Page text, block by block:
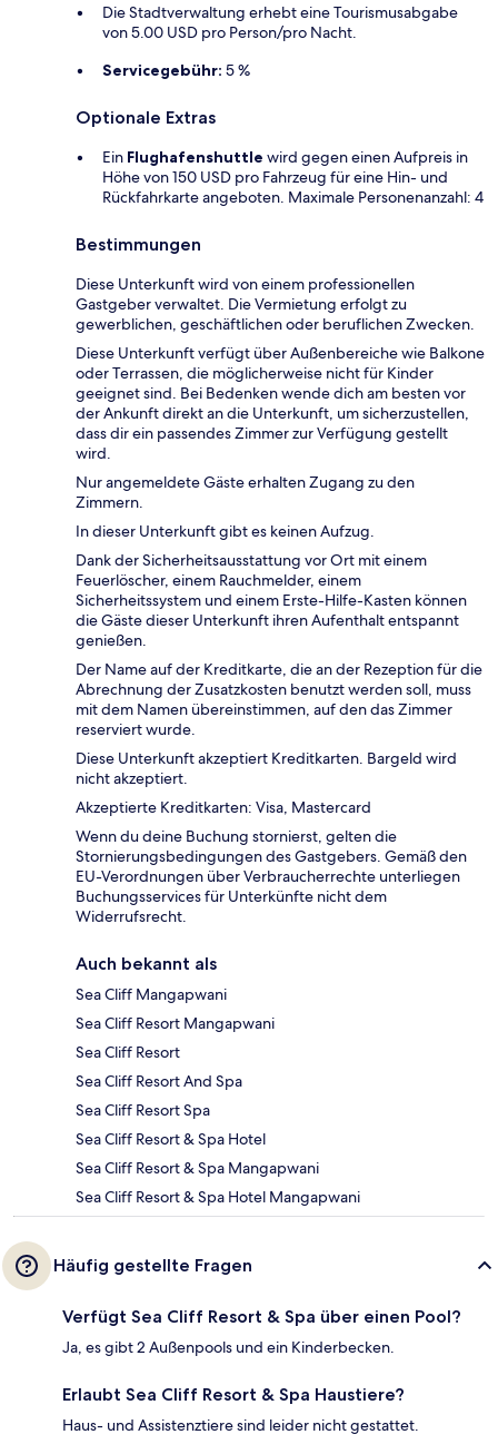
Die Stadtverwaltung erhebt eine Tourismusabgabe
von 5.00 USD pro Person/pro Nacht.
Servicegebühr: 5 %
Optionale Extras
Ein Flughafenshuttle wird gegen einen Aufpreis in
Höhe von 150 USD pro Fahrzeug für eine Hin- und
Rückfahrkarte angeboten. Maximale Personenanzahl: 4
Bestimmungen
Diese Unterkunft wird von einem professionellen
Gastgeber verwaltet. Die Vermietung erfolgt zu
gewerblichen, geschäftlichen oder beruflichen Zwecken.
Diese Unterkunft verfügt über Außenbereiche wie Balkone
oder Terrassen, die möglicherweise nicht für Kinder
geeignet sind. Bei Bedenken wende dich am besten vor
der Ankunft direkt an die Unterkunft, um sicherzustellen,
dass dir ein passendes Zimmer zur Verfügung gestellt
wird.
Nur angemeldete Gäste erhalten Zugang zu den
Zimmern.
In dieser Unterkunft gibt es keinen Aufzug.
Dank der Sicherheitsausstattung vor Ort mit einem
Feuerlöscher, einem Rauchmelder, einem
Sicherheitssystem und einem Erste-Hilfe-Kasten können
die Gäste dieser Unterkunft ihren Aufenthalt entspannt
genießen.
Der Name auf der Kreditkarte, die an der Rezeption für die
Abrechnung der Zusatzkosten benutzt werden soll, muss
mit dem Namen übereinstimmen, auf den das Zimmer
reserviert wurde.
Diese Unterkunft akzeptiert Kreditkarten. Bargeld wird
nicht akzeptiert.
Akzeptierte Kreditkarten: Visa, Mastercard
Wenn du deine Buchung stornierst, gelten die
Stornierungsbedingungen des Gastgebers. Gemäß den
EU-Verordnungen über Verbraucherrechte unterliegen
Buchungsservices für Unterkünfte nicht dem
Widerrufsrecht.
Auch bekannt als
Sea Cliff Mangapwani
Sea Cliff Resort Mangapwani
Sea Cliff Resort
Sea Cliff Resort And Spa
Sea Cliff Resort Spa
Sea Cliff Resort & Spa Hotel
Sea Cliff Resort & Spa Mangapwani
Sea Cliff Resort & Spa Hotel Mangapwani
Häufig gestellte Fragen
Verfügt Sea Cliff Resort & Spa über einen Pool?
Ja, es gibt 2 Außenpools und ein Kinderbecken.
Erlaubt Sea Cliff Resort & Spa Haustiere?
Haus- und Assistenztiere sind leider nicht gestattet.